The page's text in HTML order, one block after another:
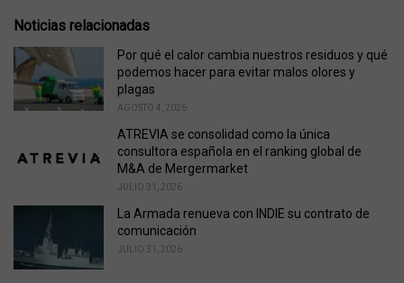
e
r
i
e
Noticias relacionadas
Por qué el calor cambia nuestros residuos y qué
podemos hacer para evitar malos olores y
plagas
AGOSTO 4, 2026
ATREVIA se consolidad como la única
consultora española en el ranking global de
M&A de Mergermarket
JULIO 31, 2026
La Armada renueva con INDIE su contrato de
comunicación
JULIO 31, 2026